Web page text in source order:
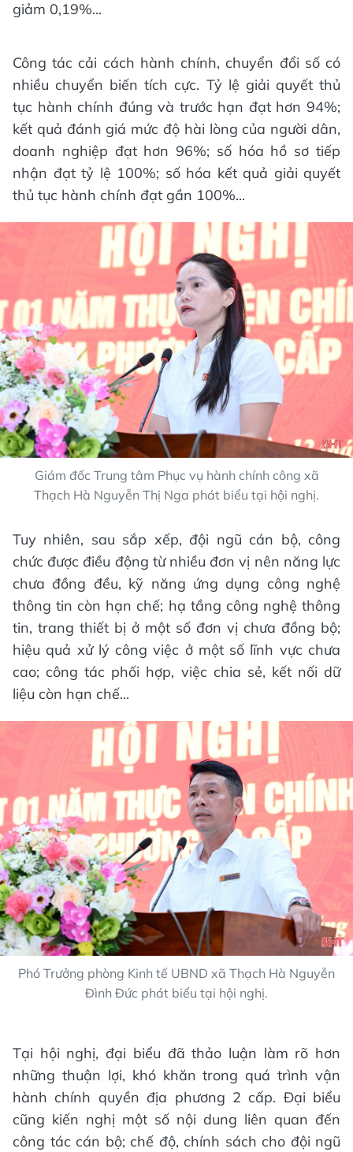
giảm 0,19%...
Công tác cải cách hành chính, chuyển đổi số có
nhiều chuyển biến tích cực. Tỷ lệ giải quyết thủ
tục hành chính đúng và trước hạn đạt hơn 94%;
kết quả đánh giá mức độ hài lòng của người dân,
doanh nghiệp đạt hơn 96%; số hóa hồ sơ tiếp
nhận đạt tỷ lệ 100%; số hóa kết quả giải quyết
thủ tục hành chính đạt gần 100%...
Giám đốc Trung tâm Phục vụ hành chính công xã
Thạch Hà Nguyễn Thị Nga phát biểu tại hội nghị.
Tuy nhiên, sau sắp xếp, đội ngũ cán bộ, công
chức được điều động từ nhiều đơn vị nên năng lực
chưa đồng đều, kỹ năng ứng dụng công nghệ
thông tin còn hạn chế; hạ tầng công nghệ thông
tin, trang thiết bị ở một số đơn vị chưa đồng bộ;
hiệu quả xử lý công việc ở một số lĩnh vực chưa
cao; công tác phối hợp, việc chia sẻ, kết nối dữ
liệu còn hạn chế...
Phó Trưởng phòng Kinh tế UBND xã Thạch Hà Nguyễn
Đình Đức phát biểu tại hội nghị.
Tại hội nghị, đại biểu đã thảo luận làm rõ hơn
những thuận lợi, khó khăn trong quá trình vận
hành chính quyền địa phương 2 cấp. Đại biểu
cũng kiến nghị một số nội dung liên quan đến
công tác cán bộ; chế độ, chính sách cho đội ngũ